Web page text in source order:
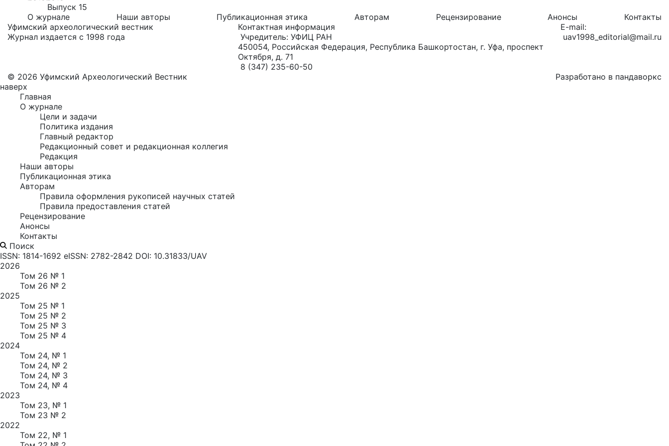
Выпуск 15
О журнале Наши авторы Публикационная этика Авторам Рецензирование Анонсы
Контакты
Уфимский археологический вестник
Журнал издается с 1998 года
Контактная информация
Учредитель: УФИЦ РАН
450054, Российская Федерация, Республика Башкортостан, г. Уфа, проспект
Октября, д. 71
8 (347) 235-60-50
E-mail:
uav1998_editorial@mail.ru
© 2026 Уфимский Археологический Вестник
Разработано в пандаворкс
наверх
Главная
О журнале
Цели и задачи
Политика издания
Главный редактор
Редакционный совет и редакционная коллегия
Редакция
Наши авторы
Публикационная этика
Авторам
Правила оформления рукописей научных статей
Правила предоставления статей
Рецензирование
Анонсы
Контакты
Поиск
ISSN: 1814-1692 eISSN: 2782-2842 DOI: 10.31833/UAV
2026
Том 26 № 1
Том 26 № 2
2025
Том 25 № 1
Том 25 № 2
Том 25 № 3
Том 25 № 4
2024
Том 24, № 1
Том 24, № 2
Том 24, № 3
Том 24, № 4
2023
Том 23, № 1
Том 23 № 2
2022
Том 22, № 1